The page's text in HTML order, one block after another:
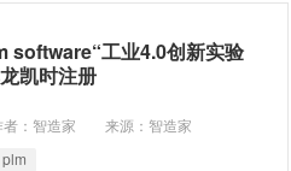
工业4.0创新实验
凯时注册
：智造家 来源：智造家
plm